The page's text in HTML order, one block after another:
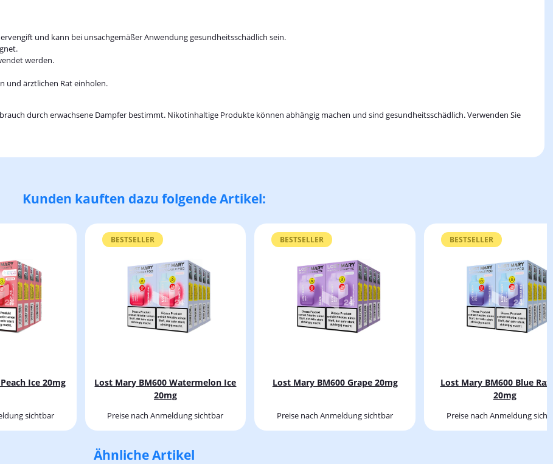
und kann bei unsachgemäßer Anwendung gesundheitsschädlich sein.
werden.
und ärztlichen Rat einholen.
durch erwachsene Dampfer bestimmt. Nikotinhaltige Produkte können abhängig machen und sind gesundheitsschädlich. Verwenden Sie
Kunden kauften dazu folgende Artikel:
Ice 20mg
sichtbar
BESTSELLER
Lost Mary BM600 Watermelon Ice
20mg
Preise nach Anmeldung sichtbar
BESTSELLER
Lost Mary BM600 Grape 20mg
Preise nach Anmeldung sichtbar
BESTSELLER
Lost Mary BM600 Blue
20mg
Preise nach Anmeldung
Ähnliche Artikel